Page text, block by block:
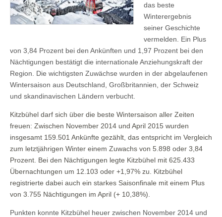
das beste
Winterergebnis
seiner Geschichte
vermelden. Ein Plus
von 3,84 Prozent bei den Ankünften und 1,97 Prozent bei den
Nächtigungen bestätigt die internationale Anziehungskraft der
Region. Die wichtigsten Zuwächse wurden in der abgelaufenen
Wintersaison aus Deutschland, Großbritannien, der Schweiz
und skandinavischen Ländern verbucht.
Kitzbühel darf sich über die beste Wintersaison aller Zeiten
freuen: Zwischen November 2014 und April 2015 wurden
insgesamt 159.501 Ankünfte gezählt, das entspricht im Vergleich
zum letztjährigen Winter einem Zuwachs von 5.898 oder 3,84
Prozent. Bei den Nächtigungen legte Kitzbühel mit 625.433
Übernachtungen um 12.103 oder +1,97% zu. Kitzbühel
registrierte dabei auch ein starkes Saisonfinale mit einem Plus
von 3.755 Nächtigungen im April (+ 10,38%).
Punkten konnte Kitzbühel heuer zwischen November 2014 und